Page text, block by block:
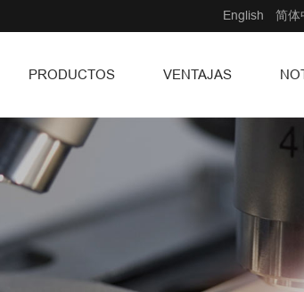
English 简体
PRODUCTOS VENTAJAS